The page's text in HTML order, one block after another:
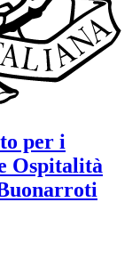
per i
Ospitalità